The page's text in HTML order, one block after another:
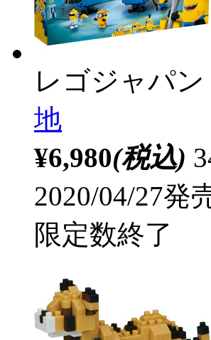
レゴジャパン
地
¥6,980(税込)
2020/04/27発
限定数終了